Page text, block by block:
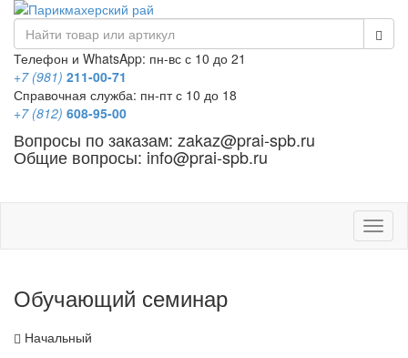
Телефон и WhatsApp: пн-вс с 10 до 21
+7 (981) 211-00-71
Справочная служба: пн-пт с 10 до 18
+7 (812) 608-95-00
Вопросы по заказам: zakaz@prai-spb.ru
Общие вопросы: info@prai-spb.ru
Обучающий семинар
Начальный